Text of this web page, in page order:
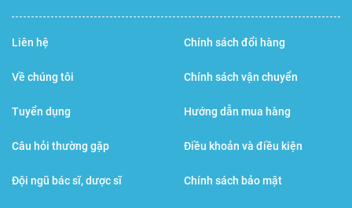
Liên hệ
Về chúng tôi
Tuyển dụng
Câu hỏi thường gặp
Đội ngũ bác sĩ, dược sĩ
Chính sách đổi hàng
Chính sách vận chuyển
Hướng dẫn mua hàng
Điều khoản và điều kiện
Chính sách bảo mật